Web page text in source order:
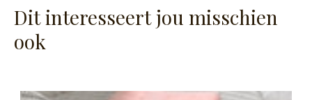
Dit interesseert jou misschien
ook